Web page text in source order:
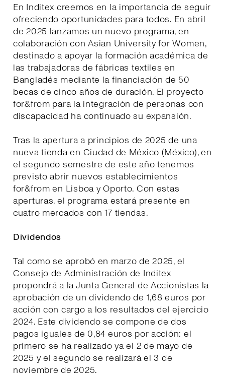
En Inditex creemos en la importancia de seguir
ofreciendo oportunidades para todos. En abril
de 2025 lanzamos un nuevo programa, en
colaboración con Asian University for Women,
destinado a apoyar la formación académica de
las trabajadoras de fábricas textiles en
Bangladés mediante la financiación de 50
becas de cinco años de duración. El proyecto
for&from para la integración de personas con
discapacidad ha continuado su expansión.
Tras la apertura a principios de 2025 de una
nueva tienda en Ciudad de México (México), en
el segundo semestre de este año tenemos
previsto abrir nuevos establecimientos
for&from en Lisboa y Oporto. Con estas
aperturas, el programa estará presente en
cuatro mercados con 17 tiendas.
Dividendos
Tal como se aprobó en marzo de 2025, el
Consejo de Administración de Inditex
propondrá a la Junta General de Accionistas la
aprobación de un dividendo de 1,68 euros por
acción con cargo a los resultados del ejercicio
2024. Este dividendo se compone de dos
pagos iguales de 0,84 euros por acción: el
primero se ha realizado ya el 2 de mayo de
2025 y el segundo se realizará el 3 de
noviembre de 2025.